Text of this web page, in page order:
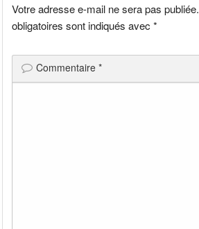
Votre adresse e-mail ne sera pas publiée.
obligatoires sont indiqués avec*
Commentaire*